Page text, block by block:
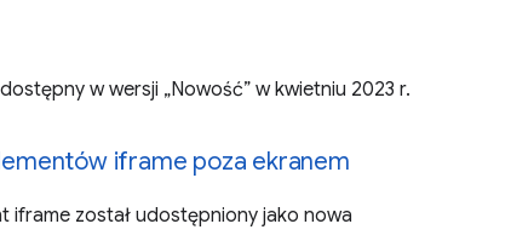
w wersji „Nowość” w kwietniu 2023 r.
iframe poza ekranem
iframe został udostępniony jako nowa